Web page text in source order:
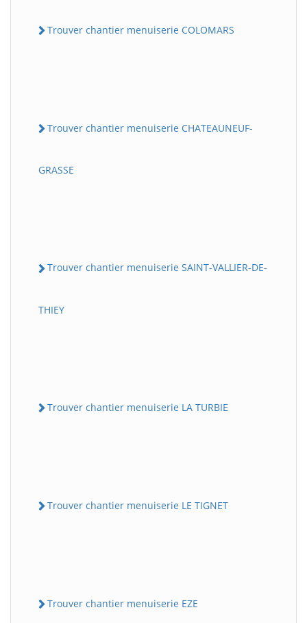
Trouver chantier menuiserie COLOMARS
Trouver chantier menuiserie CHATEAUNEUF-
GRASSE
Trouver chantier menuiserie SAINT-VALLIER-DE-
THIEY
Trouver chantier menuiserie LA TURBIE
Trouver chantier menuiserie LE TIGNET
Trouver chantier menuiserie EZE